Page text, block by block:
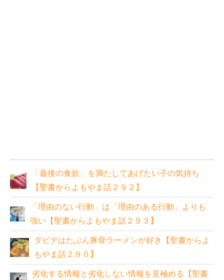
「最後の食欲」を満たしてあげたい子の気持ち
【聖書からよもやま話２９２】
「理由のない行動」は「理由のある行動」よりも
強い【聖書からよもやま話２９３】
ダビデはたぶん豚骨ラーメンが好き【聖書からよ
もやま話２９０】
劣化する情報と劣化しない情報を見極める【聖書